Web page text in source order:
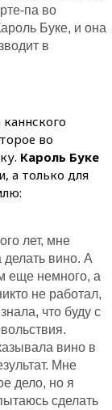
па во
Буке, и она
в
во
Кароль Буке
а только для
лет, мне
делать вино. А
еще немного, а
не работал,
что буду с
вино в
Мне
дело, но я
сделать